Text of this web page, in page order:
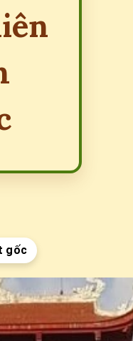
su-chua-tay-thien